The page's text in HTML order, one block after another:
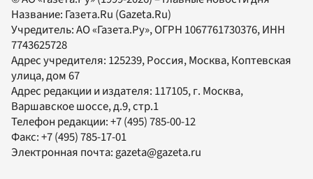
Название: Газета.Ru (Gazeta.Ru)
Учредитель:АО «Газета.Ру», ОГРН 1067761730376, ИНН
7743625728
Адрес учредителя: 125239, Россия, Москва, Коптевская
улица, дом 67
Адрес редакции и издателя: 117105, г. Москва,
Варшавское шоссе, д.9, стр.1
Телефон редакции:+7 (495) 785-00-12
Факс:+7 (495) 785-17-01
Электронная почта:gazeta@gazeta.ru